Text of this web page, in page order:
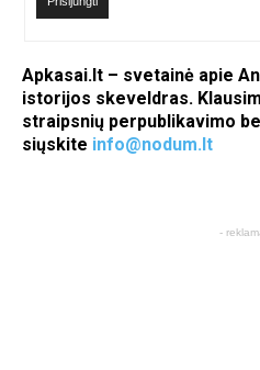
Apkasai.lt – svetainė apie
istorijos skeveldras.
straipsnių perpublikavimo
siųskite info@nodum.lt
-